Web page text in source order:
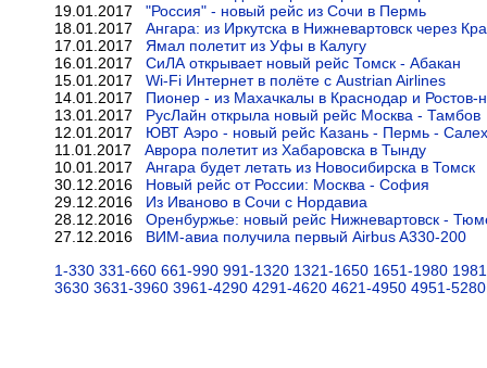
19.01.2017 "Россия" - новый рейс из Сочи в Пермь
18.01.2017 Ангара: из Иркутска в Нижневартовск через
17.01.2017 Ямал полетит из Уфы в Калугу
16.01.2017 СиЛА открывает новый рейс Томск - Абакан
15.01.2017 Wi-Fi Интернет в полёте с Austrian Airlines
14.01.2017 Пионер - из Махачкалы в Краснодар и Ростов-
13.01.2017 РусЛайн открыла новый рейс Москва - Тамбов
12.01.2017 ЮВТ Аэро - новый рейс Казань - Пермь -
11.01.2017 Аврора полетит из Хабаровска в Тынду
10.01.2017 Ангара будет летать из Новосибирска в Томск
30.12.2016 Новый рейс от России: Москва - София
29.12.2016 Из Иваново в Сочи с Нордавиа
28.12.2016 Оренбуржье: новый рейс Нижневартовск -
27.12.2016 ВИМ-авиа получила первый Airbus A330-200
1-330 331-660 661-990 991-1320 1321-1650 1651-1980
3630 3631-3960 3961-4290 4291-4620 4621-4950 4951-5280